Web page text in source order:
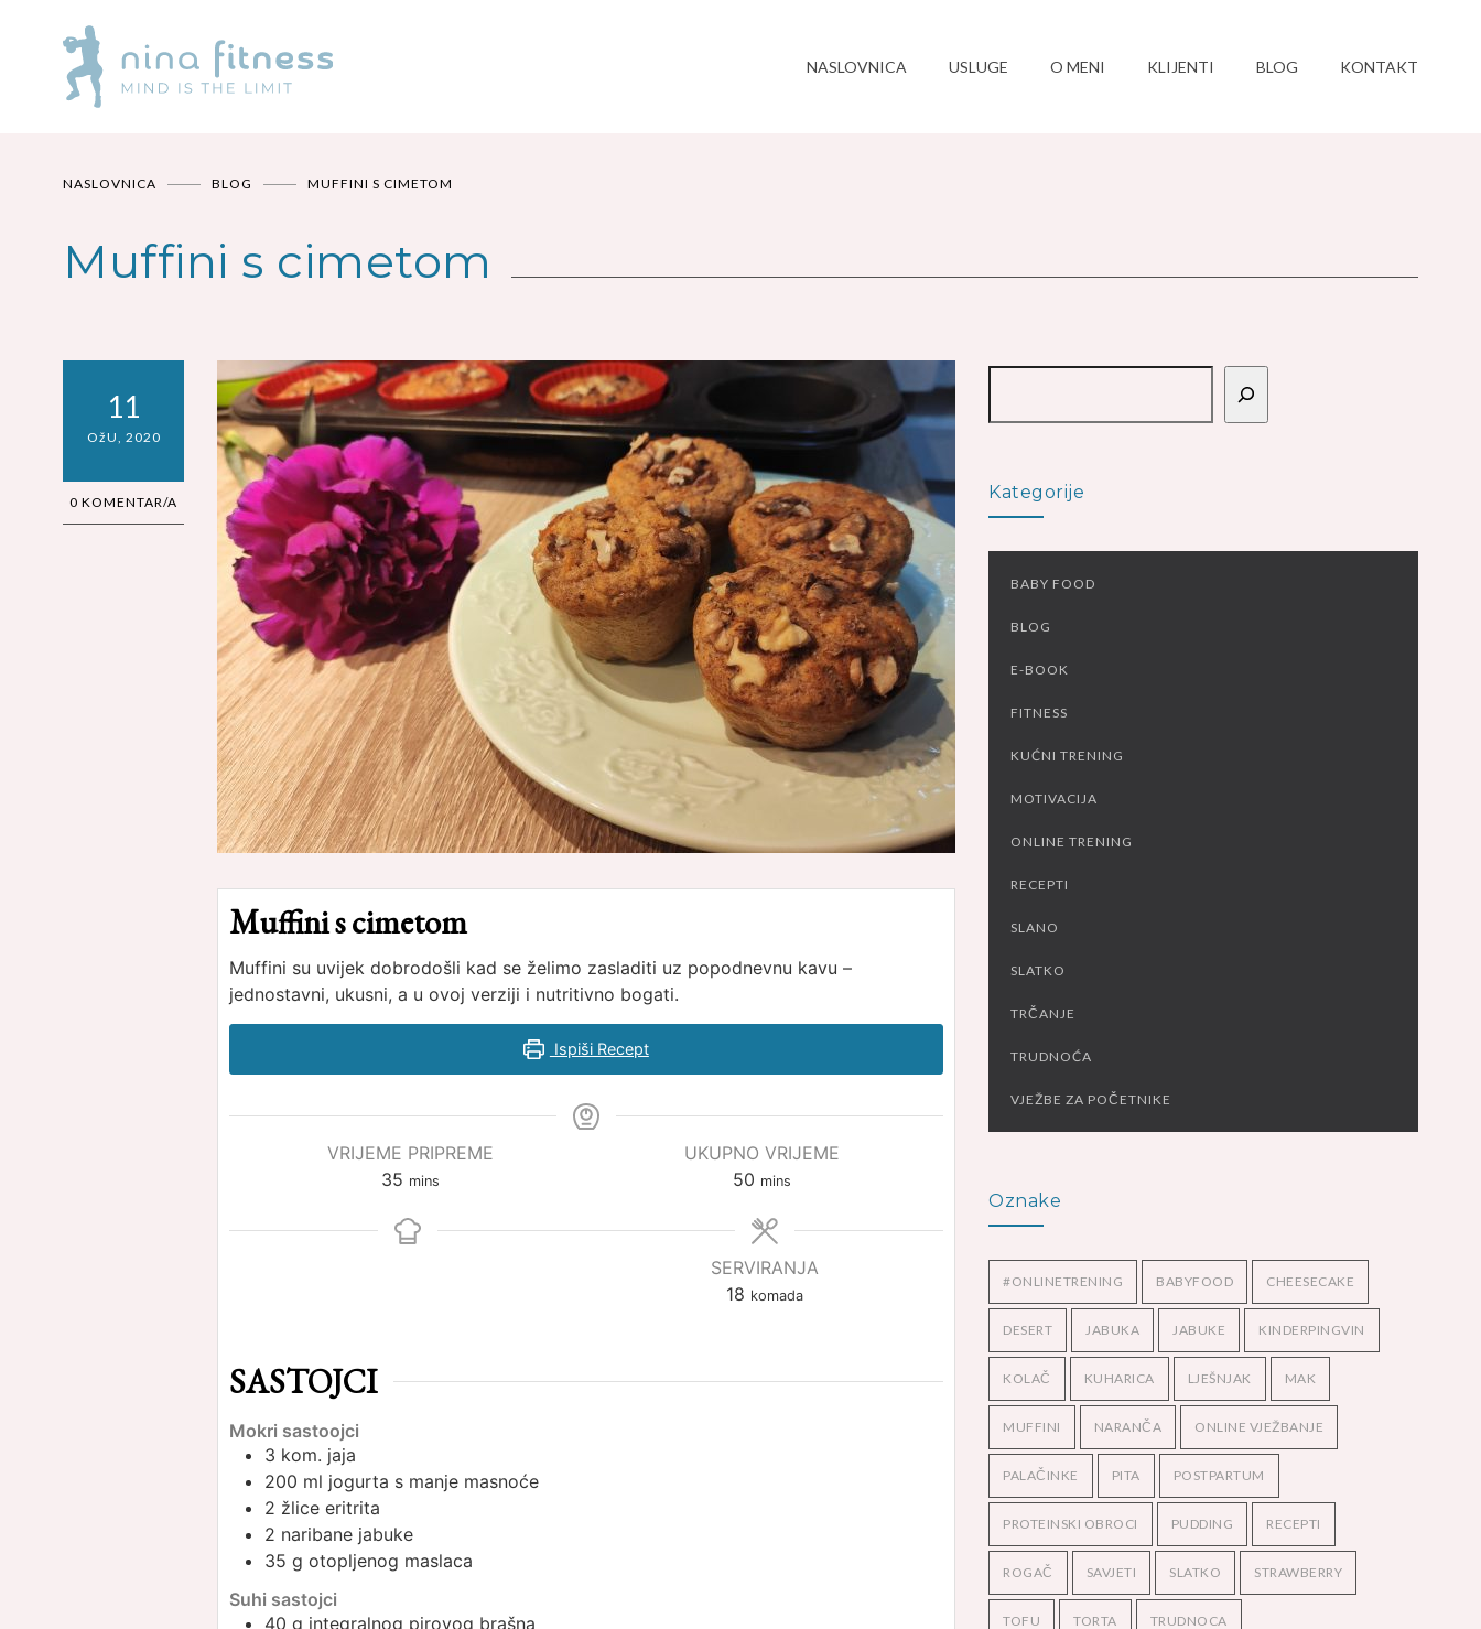
NASLOVNICA USLUGE O MENI KLIJENTI BLOG KONTAKT
NASLOVNICA BLOG MUFFINI S CIMETOM
Muffini s cimetom
11
OžU, 2020
0 KOMENTAR/A
Muffini s cimetom
Muffini su uvijek dobrodošli kad se želimo zasladiti uz popodnevnu kavu –
jednostavni, ukusni, a u ovoj verziji i nutritivno bogati.
Ispiši Recept
VRIJEME PRIPREME
35 minutes
mins
UKUPNO VRIJEME
50 minutes
mins
SERVIRANJA
18 komada
SASTOJCI
Mokri sastoojci
3 kom. jaja
200 ml jogurta s manje masnoće
2 žlice eritrita
2 naribane jabuke
35 g otopljenog maslaca
Suhi sastojci
40 g integralnog pirovog brašna
Pretraga
Kategorije
BABY FOOD
BLOG
E-BOOK
FITNESS
KUĆNI TRENING
MOTIVACIJA
ONLINE TRENING
RECEPTI
SLANO
SLATKO
TRČANJE
TRUDNOĆA
VJEŽBE ZA POČETNIKE
Oznake
#ONLINETRENING BABYFOOD CHEESECAKE
DESERT JABUKA JABUKE KINDERPINGVIN
KOLAČ KUHARICA LJEŠNJAK MAK
MUFFINI NARANČA ONLINE VJEŽBANJE
PALAČINKE PITA POSTPARTUM
PROTEINSKI OBROCI PUDDING RECEPTI
ROGAČ SAVJETI SLATKO STRAWBERRY
TOFU TORTA TRUDNOCA